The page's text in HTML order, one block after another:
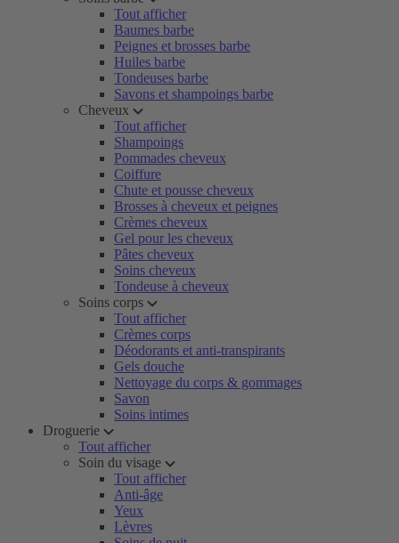
Tout afficher
Baumes barbe
Peignes et brosses barbe
Huiles barbe
Tondeuses barbe
Savons et shampoings barbe
Cheveux
Tout afficher
Shampoings
Pommades cheveux
Coiffure
Chute et pousse cheveux
Brosses à cheveux et peignes
Crèmes cheveux
Gel pour les cheveux
Pâtes cheveux
Soins cheveux
Tondeuse à cheveux
Soins corps
Tout afficher
Crèmes corps
Déodorants et anti-transpirants
Gels douche
Nettoyage du corps & gommages
Savon
Soins intimes
Droguerie
Tout afficher
Soin du visage
Tout afficher
Anti-âge
Yeux
Lèvres